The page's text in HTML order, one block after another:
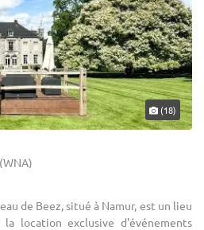
(18)
de Beez, situé à Namur, est un lieu
location exclusive d'événements